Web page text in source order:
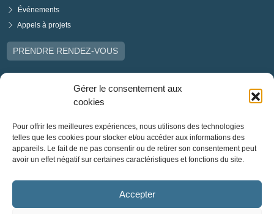
Gérer le consentement aux
cookies
Pour offrir les meilleures expériences, nous utilisons des technologies
telles que les cookies pour stocker et/ou accéder aux informations des
appareils. Le fait de ne pas consentir ou de retirer son consentement peut
avoir un effet négatif sur certaines caractéristiques et fonctions du site.
Accepter
Événements
Appels à projets
PRENDRE RENDEZ-VOUS